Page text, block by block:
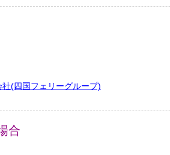
(四国フェリーグループ)
合